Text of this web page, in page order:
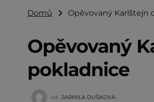
Domů Opěvovaný Karlštejn
Opěvovaný
pokladnice
od JARMILA DUŠKOVÁ